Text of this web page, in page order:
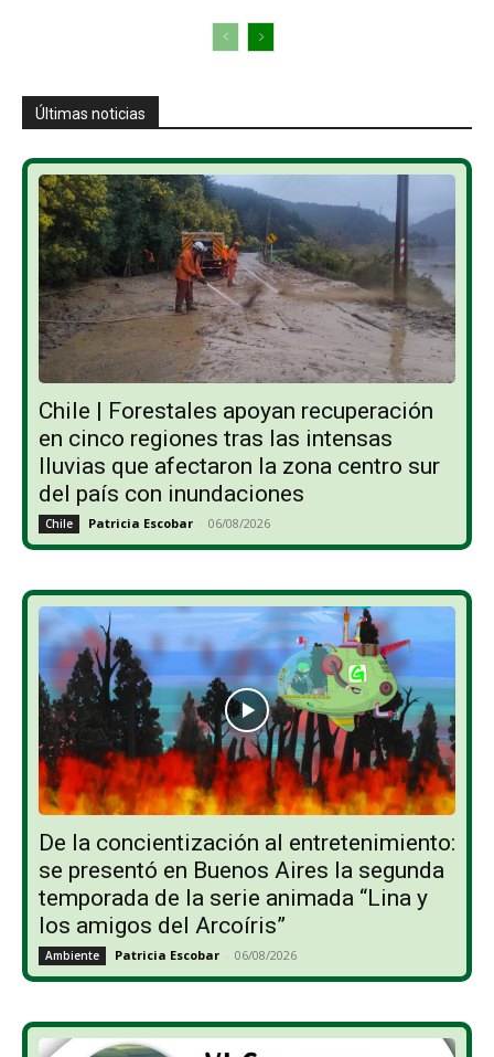
Últimas noticias
Chile | Forestales apoyan recuperación
en cinco regiones tras las intensas
lluvias que afectaron la zona centro sur
del país con inundaciones
Chile Patricia Escobar - 06/08/2026
De la concientización al entretenimiento:
se presentó en Buenos Aires la segunda
temporada de la serie animada “Lina y
los amigos del Arcoíris”
Ambiente Patricia Escobar - 06/08/2026